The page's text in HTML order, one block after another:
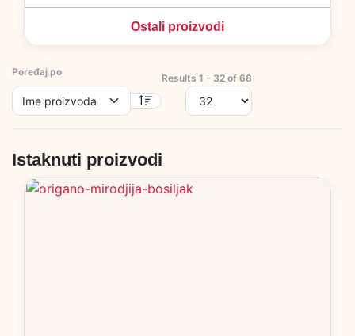
Ostali proizvodi
Poređaj po
Results 1 - 32 of 68
Istaknuti proizvodi